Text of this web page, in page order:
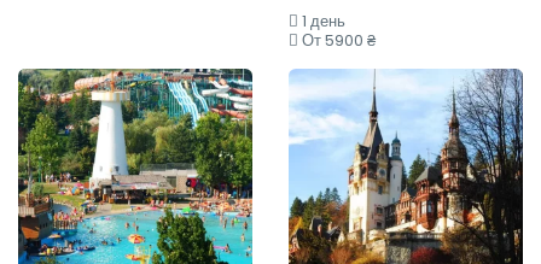
1 день
От 5900 ₴